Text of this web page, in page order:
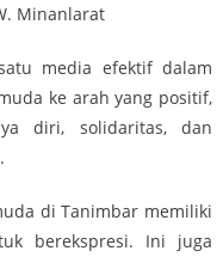
Minanlarat
media efektif dalam
ke arah yang positif,
diri, solidaritas, dan
di Tanimbar memiliki
berekspresi. Ini juga